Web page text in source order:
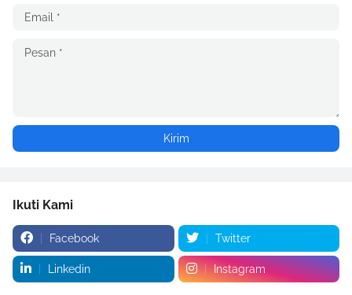
Ikuti Kami
Facebook Twitter
Linkedin Instagram